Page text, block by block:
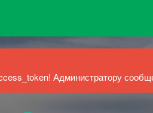
Администратору